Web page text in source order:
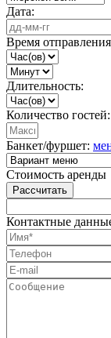
Дата:
Время
Длительность:
Количество гостей:
Банкет/фуршет:
Стоимость аренды
Рассчитать
Контактные